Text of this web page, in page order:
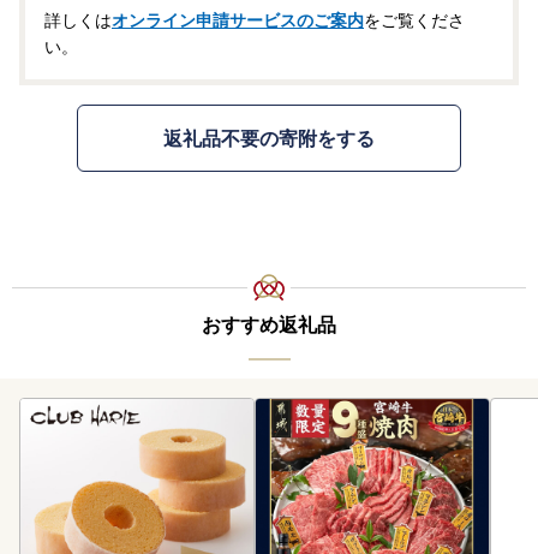
詳しくはオンライン申請サービスのご案内をご覧くださ
い。
返礼品不要の寄附をする
おすすめ返礼品